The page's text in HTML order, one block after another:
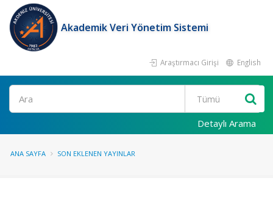
Akademik Veri Yönetim Sistemi
Araştırmacı Girişi English
Ara
Detaylı Arama
ANA SAYFA SON EKLENEN YAYINLAR